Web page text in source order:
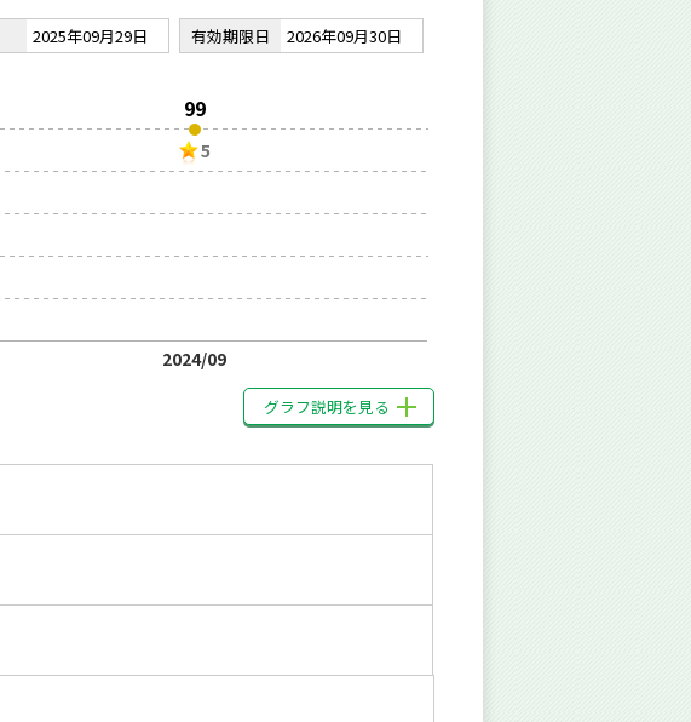
2025年09月29日 有効期限日 2026年09月30日
99
5
2024/09
グラフ説明を見る